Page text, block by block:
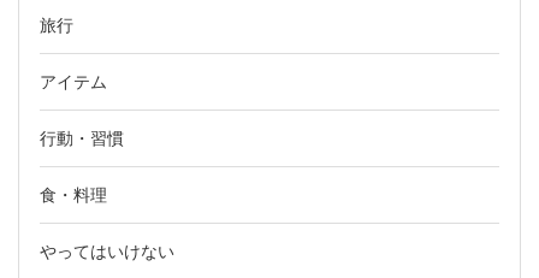
旅行
アイテム
行動・習慣
食・料理
やってはいけない